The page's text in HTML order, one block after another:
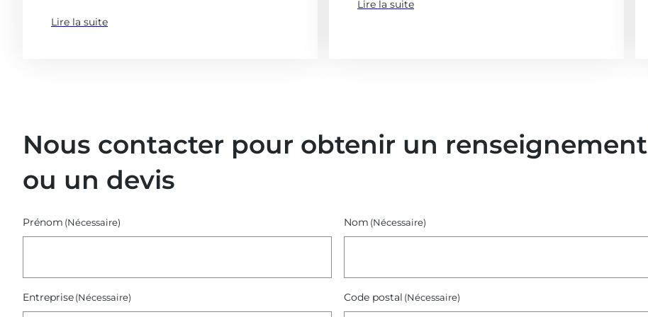
Lire la suite
(à
webinaires
Octobre
2025)
Lire la suite
(à
Nous contacter pour obtenir un renseignement
ou un devis
Prénom (Nécessaire) Nom (Nécessaire)
Entreprise(Nécessaire) Code postal (Nécessaire)